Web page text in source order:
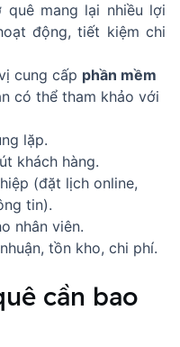
mang lại nhiều lợi
động, tiết kiệm chi
cung cấp phần mềm
có thể tham khảo với
lặp.
khách hàng.
(đặt lịch online,
tin).
nhân viên.
tồn kho, chi phí.
cần bao